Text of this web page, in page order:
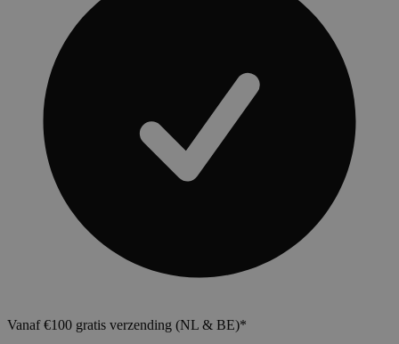
Vanaf €100 gratis verzending (NL & BE)*